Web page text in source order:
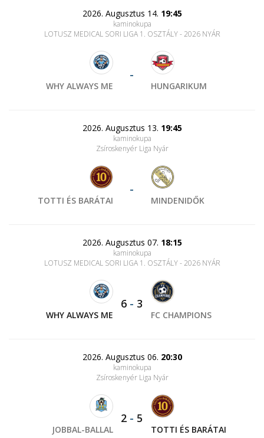
2026. Augusztus 14. 19:45
kaminokupa
LOTUSZ MEDICAL SORI LIGA 1. OSZTÁLY - 2026 NYÁR
WHY ALWAYS ME
-
HUNGARIKUM
2026. Augusztus 13. 19:45
kaminokupa
Zsíroskenyér Liga Nyár
TOTTI ÉS BARÁTAI
-
MINDENIDŐK
2026. Augusztus 07. 18:15
kaminokupa
LOTUSZ MEDICAL SORI LIGA 1. OSZTÁLY - 2026 NYÁR
WHY ALWAYS ME
6 - 3
FC CHAMPIONS
2026. Augusztus 06. 20:30
kaminokupa
Zsíroskenyér Liga Nyár
JOBBAL-BALLAL
2 - 5
TOTTI ÉS BARÁTAI